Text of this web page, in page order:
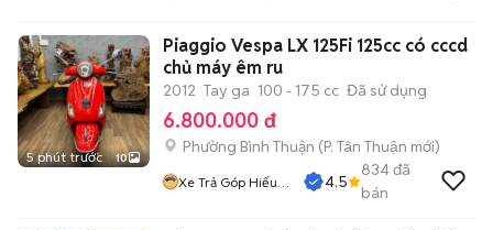
5 phút trước 10
Piaggio Vespa LX 125Fi 125cc có cccd
chủ máy êm ru
2012 Tay ga 100 - 175 cc Đã sử dụng
6.800.000 đ
Phường Bình Thuận (P. Tân Thuận mới)
Xe Trả Góp Hiếu
4.5
834đã
bán